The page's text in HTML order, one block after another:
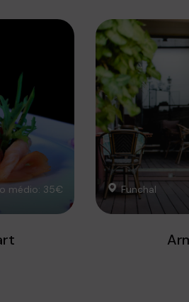
médio: 35€ Funchal